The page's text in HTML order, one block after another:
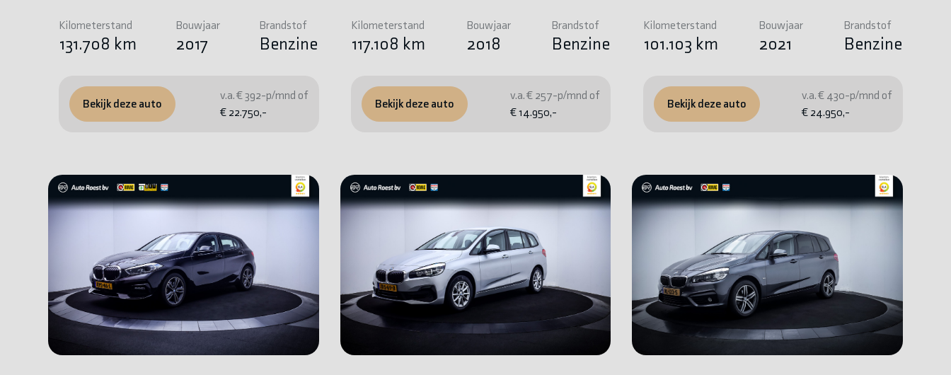
Kilometerstand
131.708 km
Bouwjaar
2017
Brandstof
Benzine
v.a. € 392-p/mnd of
€ 22.750,-
Bekijk deze auto
Kilometerstand
117.108 km
Bouwjaar
2018
Brandstof
Benzine
v.a. € 257-p/mnd of
€ 14.950,-
Bekijk deze auto
Kilometerstand
101.103 km
Bouwjaar
2021
Brandstof
Benzine
v.a. € 430-p/mnd of
€ 24.950,-
Bekijk deze auto